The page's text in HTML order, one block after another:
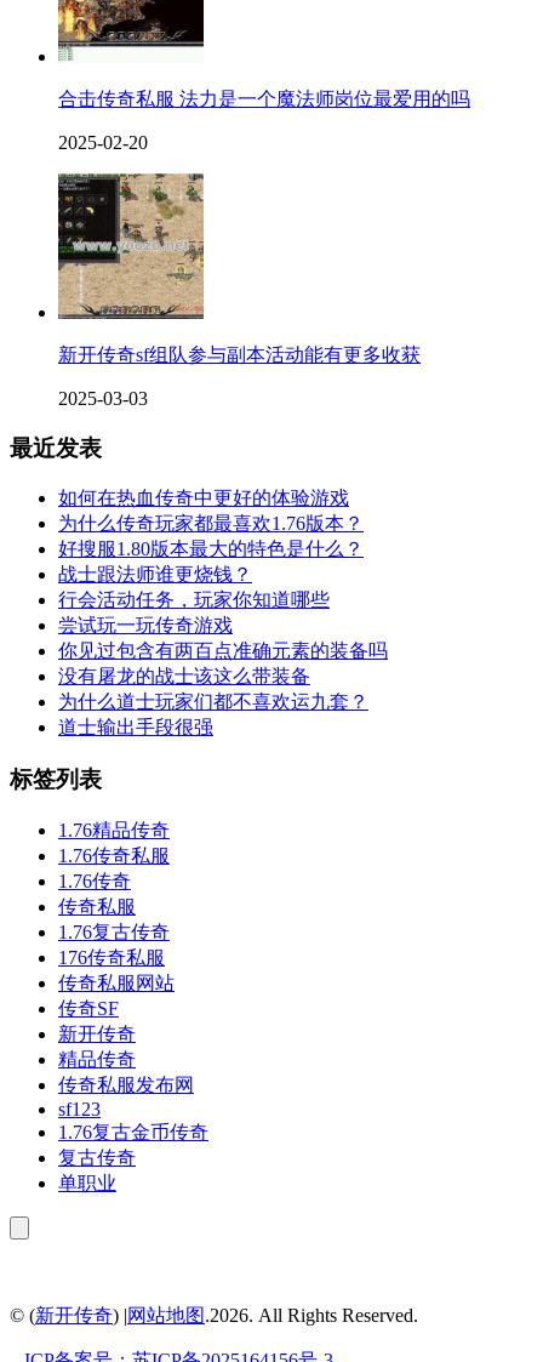
合击传奇私服 法力是一个魔法师岗位最爱用的吗
2025-02-20
新开传奇sf组队参与副本活动能有更多收获
2025-03-03
最近发表
如何在热血传奇中更好的体验游戏
为什么传奇玩家都最喜欢1.76版本？
好搜服1.80版本最大的特色是什么？
战士跟法师谁更烧钱？
行会活动任务，玩家你知道哪些
尝试玩一玩传奇游戏
你见过包含有两百点准确元素的装备吗
没有屠龙的战士该这么带装备
为什么道士玩家们都不喜欢运九套？
道士输出手段很强
标签列表
1.76精品传奇
1.76传奇私服
1.76传奇
传奇私服
1.76复古传奇
176传奇私服
传奇私服网站
传奇SF
新开传奇
精品传奇
传奇私服发布网
sf123
1.76复古金币传奇
复古传奇
单职业
© (新开传奇) |网站地图.2026. All Rights Reserved.